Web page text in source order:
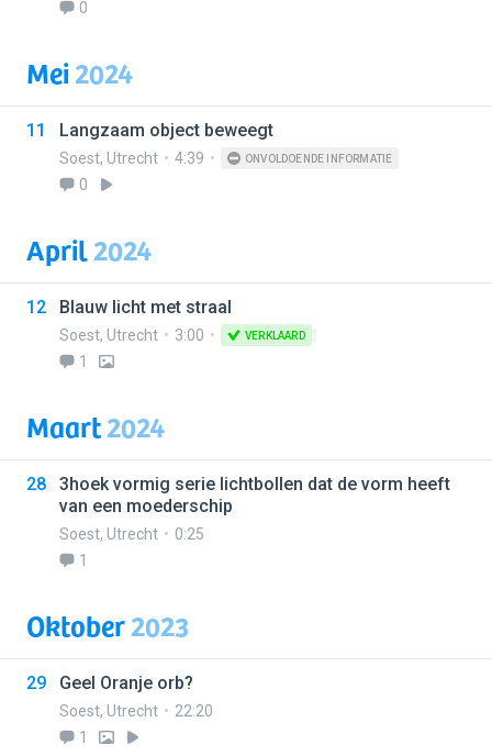
0
Mei2024
11 Langzaam object beweegt
Soest, Utrecht 4:39 ONVOLDOENDE INFORMATIE
0
April2024
12 Blauw licht met straal
Soest, Utrecht 3:00 VERKLAARD
1
Maart2024
28
3hoek vormig serie lichtbollen dat de vorm heeft
van een moederschip
Soest, Utrecht
0:25
1
Oktober2023
29 Geel Oranje orb?
Soest, Utrecht
22:20
1